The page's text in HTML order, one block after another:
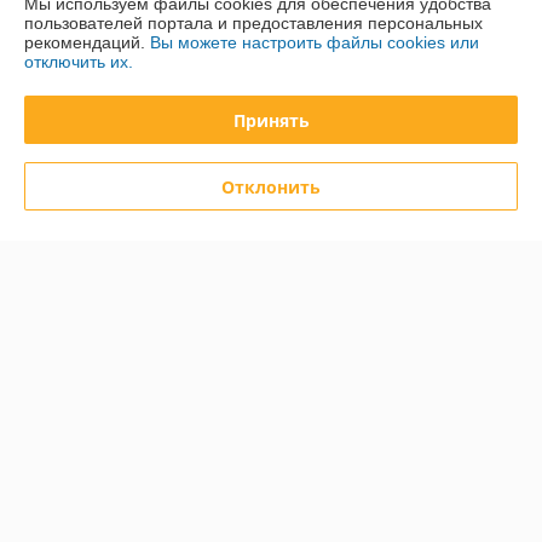
О нас
Доставка и оплата
График работы
пользователей портала и предоставления персональных
рекомендаций. Вы можете настроить файлы cookies или
отключить их.
Принять
Отклонить